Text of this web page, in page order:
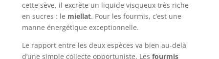
cette sève, il excrète un liquide visqueux très riche
en sucres : le miellat. Pour les fourmis, c’est une
manne énergétique exceptionnelle.
Le rapport entre les deux espèces va bien au-delà
d’une simple collecte opportuniste. Les fourmis